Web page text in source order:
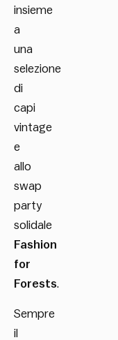
insieme
a
una
selezione
di
capi
vintage
e
allo
swap
party
solidale
Fashion
for
Forests.
Sempre
il